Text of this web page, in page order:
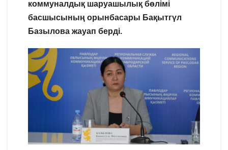
коммуналдық шаруашылық бөлімі
басшысының орынбасары Бақытгүл
Базылова жауап берді.